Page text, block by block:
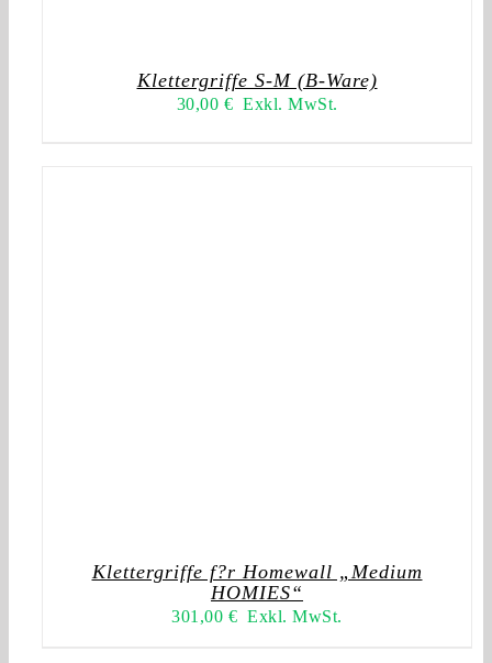
Klettergriffe S-M (B-Ware)
30,00 € Exkl. MwSt.
Klettergriffe f?r Homewall „Medium
HOMIES“
301,00 € Exkl. MwSt.